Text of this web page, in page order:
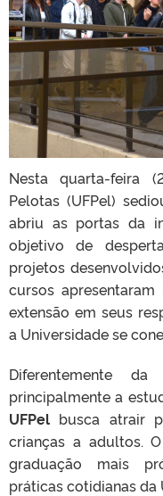
Nesta quarta-feira
Pelotas (UFPel)
abriu as portas da
objetivo de
projetos
cursos
extensão em seus
a Universidade se
Diferentemente da
principalmente a
UFPel busca atrair
crianças a adultos.
graduação mais
práticas cotidianas da